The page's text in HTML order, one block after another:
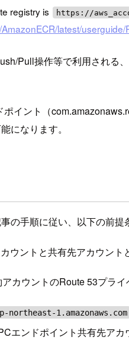
registry is https://
latest/userguide/
Pull操作等で利用される
イント（
になります。
の手順に従い、以下の前
ウントと共有先アカウン
カウントのRoute 53プラ
northeast-1.amazonaws.com
エンドポイント共有先ア